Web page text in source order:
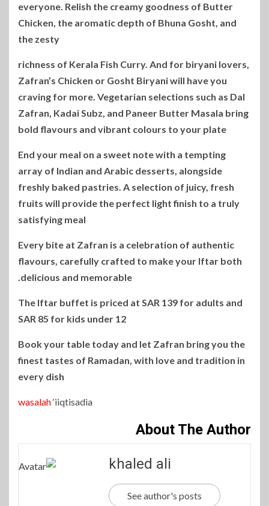
everyone. Relish the creamy goodness of Butter
Chicken, the aromatic depth of Bhuna Gosht, and
the zesty
richness of Kerala Fish Curry. And for biryani lovers,
Zafran’s Chicken or Gosht Biryani will have you
craving for more. Vegetarian selections such as Dal
Zafran, Kadai Subz, and Paneer Butter Masala bring
bold flavours and vibrant colours to your plate
End your meal on a sweet note with a tempting
array of Indian and Arabic desserts, alongside
freshly baked pastries. A selection of juicy, fresh
fruits will provide the perfect light finish to a truly
satisfying meal
Every bite at Zafran is a celebration of authentic
flavours, carefully crafted to make your Iftar both
delicious and memorable.
The Iftar buffet is priced at SAR 139 for adults and
SAR 85 for kids under 12
Book your table today and let Zafran bring you the
finest tastes of Ramadan, with love and tradition in
every dish
wasalah‘iiqtisadia
About The Author
khaled ali
See author's posts